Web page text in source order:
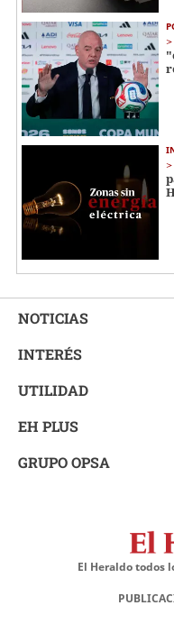
NOTICIAS
INTERÉS
UTILIDAD
EH PLUS
GRUPO OPSA
El Heraldo todos